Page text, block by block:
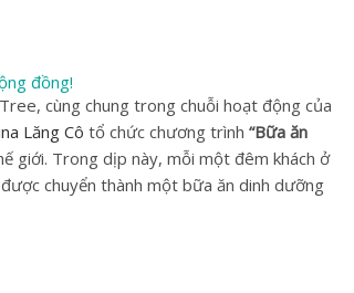
đồng!
cùng chung trong chuỗi hoạt động của
Lăng Cô tổ chức chương trình “Bữa ăn
giới. Trong dịp này, mỗi một đêm khách ở
chuyển thành một bữa ăn dinh dưỡng